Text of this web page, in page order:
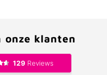
onze klanten